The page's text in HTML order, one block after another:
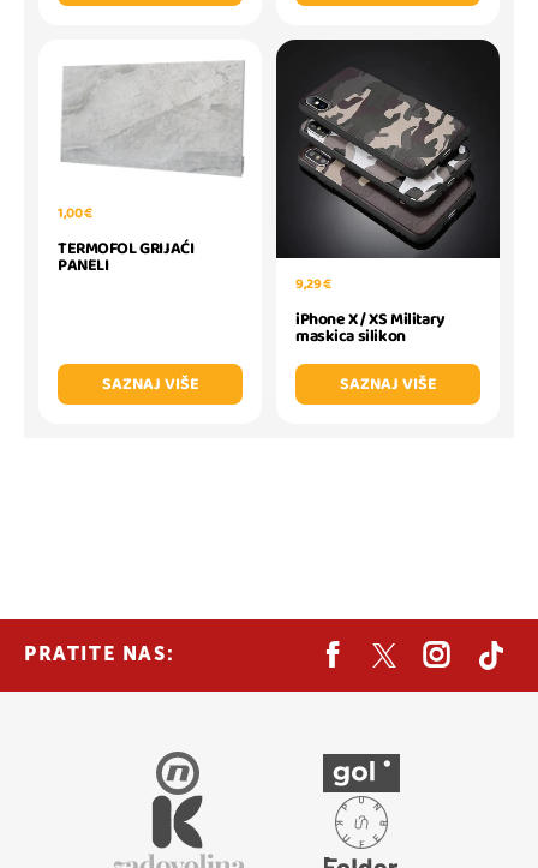
1,00 €
TERMOFOL GRIJAĆI
PANELI
SAZNAJ VIŠE
9,29 €
iPhone X / XS Military
maskica silikon
SAZNAJ VIŠE
PRATITE NAS: